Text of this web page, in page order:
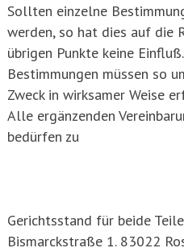
Sollten einzelne
werden, so hat dies auf die
übrigen Punkte keine
Bestimmungen müssen so
Zweck in wirksamer Weise
Alle ergänzenden
bedürfen zu
Gerichtsstand für beide
Bismarckstraße 1. 83022